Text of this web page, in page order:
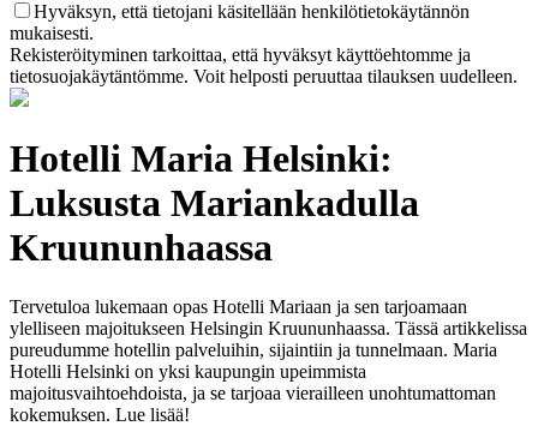
Hyväksyn, että tietojani käsitellään henkilötietokäytännön
mukaisesti.
Rekisteröityminen tarkoittaa, että hyväksyt käyttöehtomme ja
tietosuojakäytäntömme. Voit helposti peruuttaa tilauksen uudelleen.
Hotelli Maria Helsinki:
Luksusta Mariankadulla
Kruununhaassa
Tervetuloa lukemaan opas Hotelli Mariaan ja sen tarjoamaan
ylelliseen majoitukseen Helsingin Kruununhaassa. Tässä artikkelissa
pureudumme hotellin palveluihin, sijaintiin ja tunnelmaan. Maria
Hotelli Helsinki on yksi kaupungin upeimmista
majoitusvaihtoehdoista, ja se tarjoaa vierailleen unohtumattoman
kokemuksen. Lue lisää!